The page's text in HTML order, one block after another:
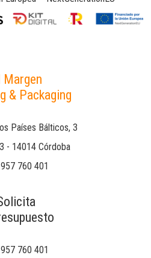
Margen
& Packaging
Países Bálticos, 3
- 14014 Córdoba
760 401
760 401